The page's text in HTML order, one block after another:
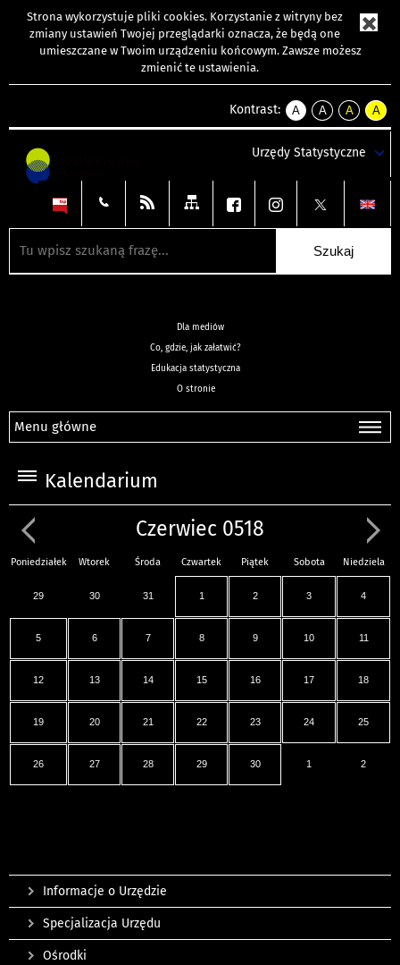
Strona wykorzystuje pliki cookies. Korzystanie z witryny bez
zmiany ustawień Twojej przeglądarki oznacza, że będą one
umieszczane w Twoim urządzeniu końcowym. Zawsze możesz
zmienić te ustawienia.
Kontrast:
A
kontrast
A
kontrast
tekst
czarnym
A
kontrast
tekst
czarnym
A
tekst
żółtym
Urzędy Statystyczne
Dla mediów
Co, gdzie, jak załatwić?
Edukacja statystyczna
O stronie
Menu główne
Kalendarium
Czerwiec 0518
Poniedziałek Wtorek Środa Czwartek Piątek Sobota Niedziela
29 30 31 1 2 3 4
5 6 7 8 9 10 11
12 13 14 15 16 17 18
19 20 21 22 23 24 25
26 27 28 29 30 1 2
Informacje o Urzędzie
Specjalizacja Urzędu
Ośrodki